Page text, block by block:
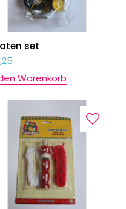
set
Warenkorb